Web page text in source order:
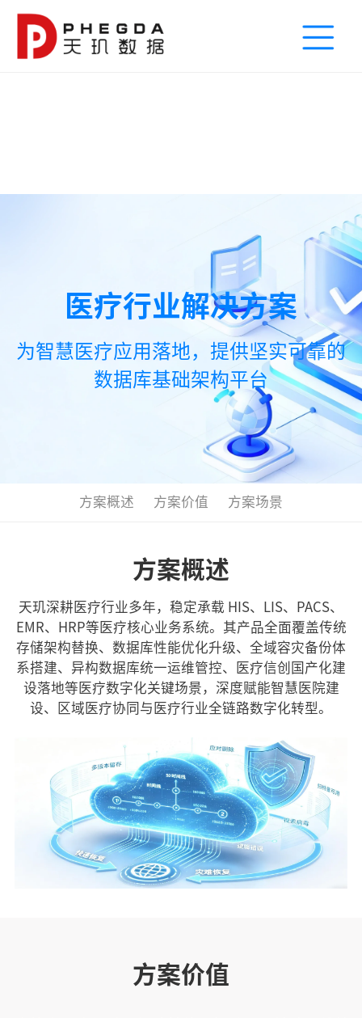
医疗行业解决方案
为智慧医疗应用落地，提供坚实可靠的
数据库基础架构平台
方案概述 方案价值 方案场景
方案概述
天玑深耕医疗行业多年，稳定承载 HIS、LIS、PACS、
EMR、HRP等医疗核心业务系统。其产品全面覆盖传统
存储架构替换、数据库性能优化升级、全域容灾备份体
系搭建、异构数据库统一运维管控、医疗信创国产化建
设落地等医疗数字化关键场景，深度赋能智慧医院建
设、区域医疗协同与医疗行业全链路数字化转型。
方案价值